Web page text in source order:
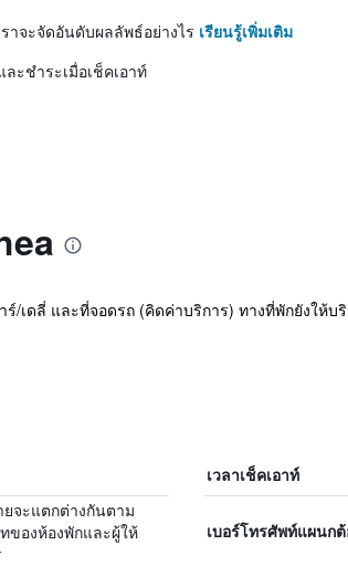
าจะจัดอันดับผลลัพธ์อย่างไร เรียนรู้เพิ่มเติม
ะชำระเมื่อเช็คเอาท์
เดลี่ และที่จอดรถ (คิดค่าบริการ) ทางที่พักยังให้
เวลาเช็คเอาท์
จะแตกต่างกันตาม
ของห้องพักและผู้ให้
เบอร์โทรศัพท์แผนก